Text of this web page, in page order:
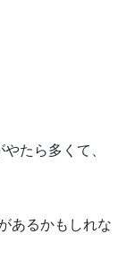
たら多くて、
あるかもしれな